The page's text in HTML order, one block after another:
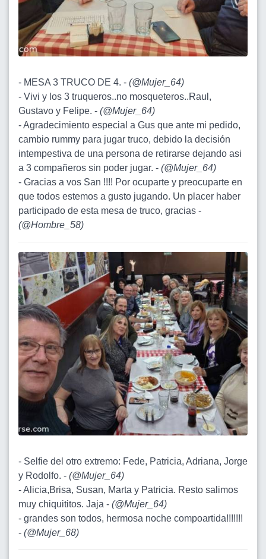
- MESA 3 TRUCO DE 4. - (@Mujer_64)
- Vivi y los 3 truqueros..no mosqueteros..Raul,
Gustavo y Felipe. - (@Mujer_64)
- Agradecimiento especial a Gus que ante mi pedido,
cambio rummy para jugar truco, debido la decisión
intempestiva de una persona de retirarse dejando asi
a 3 compañeros sin poder jugar. - (@Mujer_64)
- Gracias a vos San !!!! Por ocuparte y preocuparte en
que todos estemos a gusto jugando. Un placer haber
participado de esta mesa de truco, gracias -
(@Hombre_58)
- Selfie del otro extremo: Fede, Patricia, Adriana, Jorge
y Rodolfo. - (@Mujer_64)
- Alicia,Brisa, Susan, Marta y Patricia. Resto salimos
muy chiquititos. Jaja - (@Mujer_64)
- grandes son todos, hermosa noche compoartida!!!!!!!
- (@Mujer_68)